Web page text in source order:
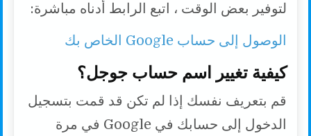
لتوفير بعض الوقت ، اتبع الرابط أدناه مباشرة:
الوصول إلى حساب Google الخاص بك
كيفية تغيير اسم حساب جوجل؟
قم بتعريف نفسك إذا لم تكن قد قمت بتسجيل
الدخول إلى حسابك في Google في مرة